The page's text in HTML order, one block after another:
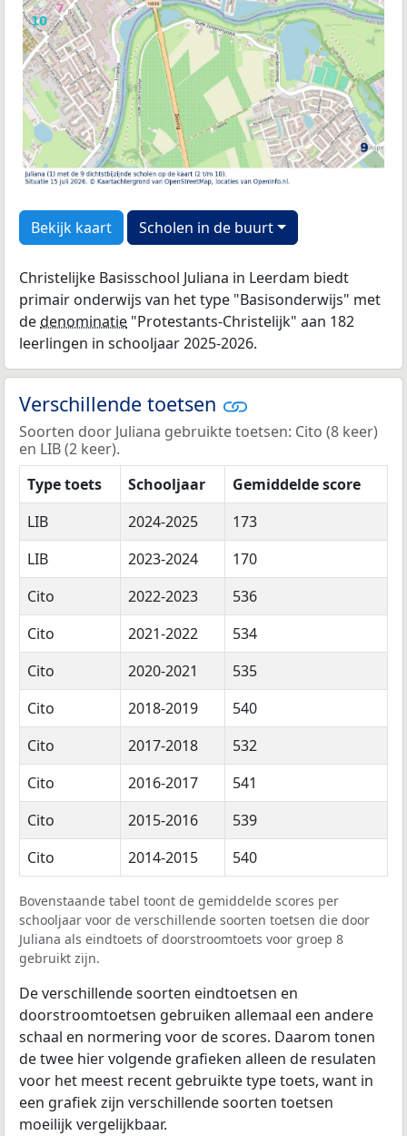
Bekijk kaart Scholen in de buurt
Christelijke Basisschool Juliana in Leerdam biedt
primair onderwijs van het type "Basisonderwijs" met
dedenominatie "Protestants-Christelijk" aan 182
leerlingen in schooljaar 2025-2026.
Verschillende toetsen
Soorten door Juliana gebruikte toetsen: Cito (8 keer)
en LIB (2 keer).
Type toets
Schooljaar
Gemiddelde score
LIB
2024-2025
173
LIB
2023-2024
170
Cito
2022-2023
536
Cito
2021-2022
534
Cito
2020-2021
535
Cito
2018-2019
540
Cito
2017-2018
532
Cito
2016-2017
541
Cito
2015-2016
539
Cito
2014-2015 540
Bovenstaande tabel toont de gemiddelde scores per
schooljaar voor de verschillende soorten toetsen die door
Juliana als eindtoets of doorstroomtoets voor groep 8
gebruikt zijn.
De verschillende soorten eindtoetsen en
doorstroomtoetsen gebruiken allemaal een andere
schaal en normering voor de scores. Daarom tonen
de twee hier volgende grafieken alleen de resulaten
voor het meest recent gebruikte type toets, want in
een grafiek zijn verschillende soorten toetsen
moeilijk vergelijkbaar.